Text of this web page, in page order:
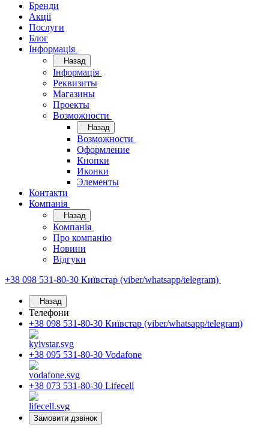
Бренди
Акції
Послуги
Блог
Інформація
Назад
Інформація
Реквизиты
Магазины
Проекты
Возможности
Назад
Возможности
Оформление
Кнопки
Иконки
Элементы
Контакти
Компанія
Назад
Компанія
Про компанію
Новини
Відгуки
+38 098 531-80-30 Київстар (viber/whatsapp/telegram)
Назад
Телефони
+38 098 531-80-30 Київстар (viber/whatsapp/telegram)
+38 095 531-80-30 Vodafone
+38 073 531-80-30 Lifecell
Замовити дзвінок